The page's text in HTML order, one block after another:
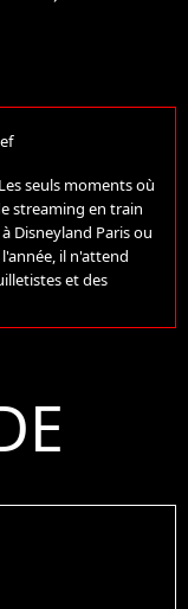
seuls moments où
streaming en train
Disneyland Paris ou
il n'attend
et des